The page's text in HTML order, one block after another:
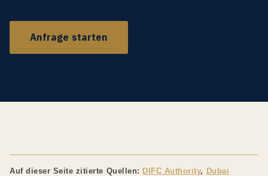
Anfrage starten
Auf dieser Seite zitierte Quellen: DIFC Authority, Dubai